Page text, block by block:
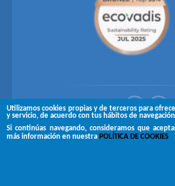
Utilizamos cookies propias y de terceros para
y servicio, de acuerdo con tus hábitos de
Si continúas navegando, consideramos que
más información en nuestra POLÍTICA DE COOKIES
Síguenos en
Copyright © 2026